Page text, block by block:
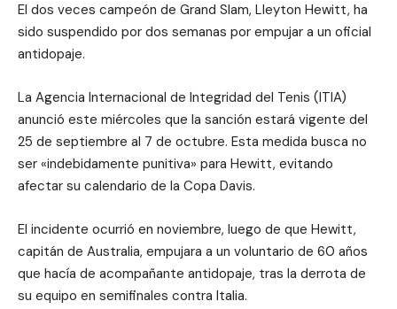
El dos veces campeón de Grand Slam, Lleyton Hewitt, ha
sido suspendido por dos semanas por empujar a un oficial
antidopaje.
La Agencia Internacional de Integridad del Tenis (ITIA)
anunció este miércoles que la sanción estará vigente del
25 de septiembre al 7 de octubre. Esta medida busca no
ser «indebidamente punitiva» para Hewitt, evitando
afectar su calendario de la Copa Davis.
El incidente ocurrió en noviembre, luego de que Hewitt,
capitán de Australia, empujara a un voluntario de 60 años
que hacía de acompañante antidopaje, tras la derrota de
su equipo en semifinales contra Italia.